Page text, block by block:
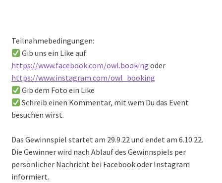
Teilnahmebedingungen:
Gib uns ein Like auf:
https://www.facebook.com/owl.booking oder
https://www.instagram.com/owl_booking
Gib dem Foto ein Like
Schreib einen Kommentar, mit wem Du das Event
besuchen wirst.
Das Gewinnspiel startet am 29.9.22 und endet am 6.10.22.
Die Gewinner wird nach Ablauf des Gewinnspiels per
persönlicher Nachricht bei Facebook oder Instagram
informiert.